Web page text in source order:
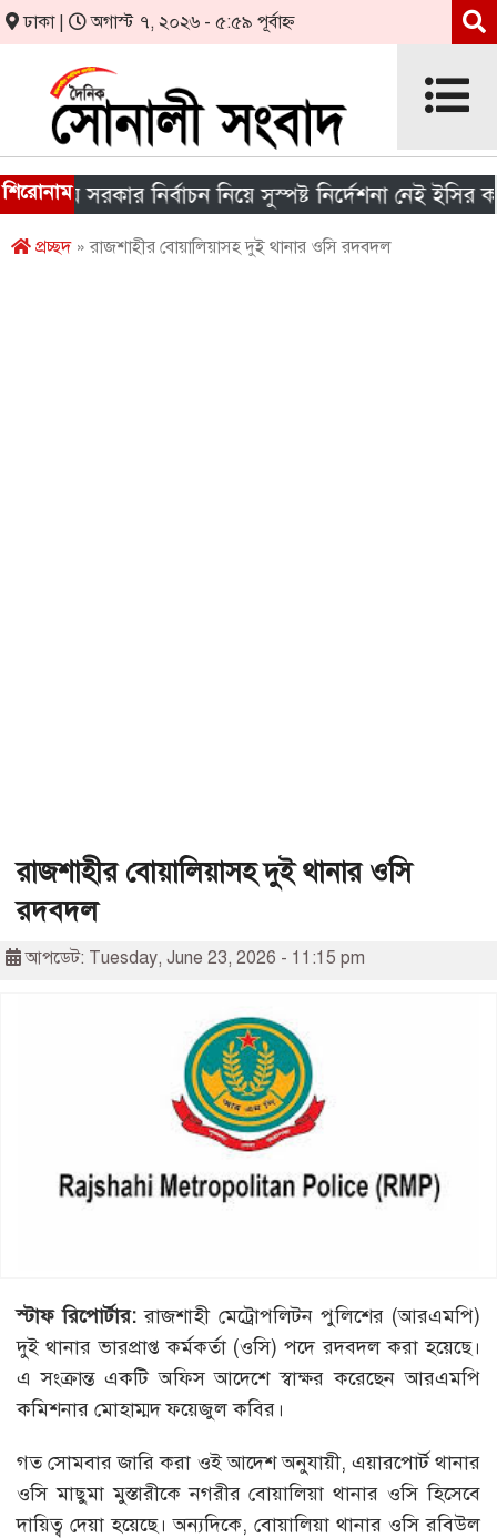
ঢাকা | অগাস্ট ৭, ২০২৬ - ৫:৫৯ পূর্বাহ্ন
শিরোনামসরকার নির্বাচন নিয়ে সুস্পষ্ট নির্দেশনা নেই ইসির কাছে
প্রচ্ছদ» রাজশাহীর বোয়ালিয়াসহ দুই থানার ওসি রদবদল
রাজশাহীর বোয়ালিয়াসহ দুই থানার ওসি
রদবদল
আপডেট: Tuesday, June 23, 2026 - 11:15 pm
স্টাফ রিপোর্টার: রাজশাহী মেট্রোপলিটন পুলিশের (আরএমপি)
দুই থানার ভারপ্রাপ্ত কর্মকর্তা (ওসি) পদে রদবদল করা হয়েছে।
এ সংক্রান্ত একটি অফিস আদেশে স্বাক্ষর করেছেন আরএমপি
কমিশনার মোহাম্মদ ফয়েজুল কবির।
গত সোমবার জারি করা ওই আদেশ অনুযায়ী, এয়ারপোর্ট থানার
ওসি মাছুমা মুস্তারীকে নগরীর বোয়ালিয়া থানার ওসি হিসেবে
দায়িত্ব দেয়া হয়েছে। অন্যদিকে, বোয়ালিয়া থানার ওসি রবিউল